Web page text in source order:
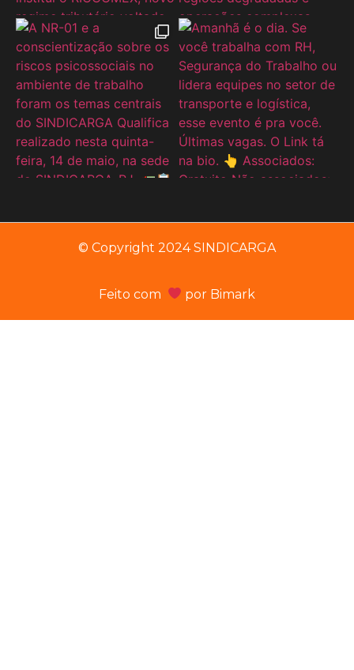
© Copyright 2024 SINDICARGA
Feito com por Bimark